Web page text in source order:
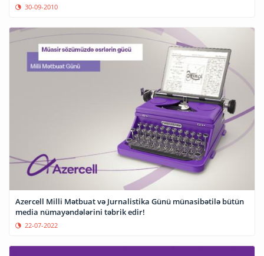
30-09-2010
Azercell Milli Mətbuat və Jurnalistika Günü münasibətilə bütün
media nümayəndələrini təbrik edir!
22-07-2022